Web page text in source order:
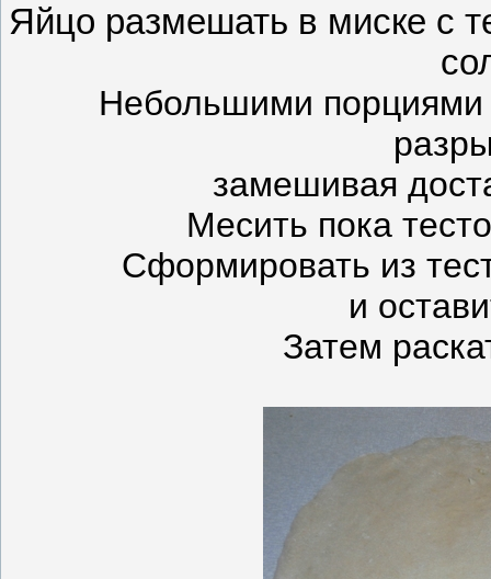
Яйцо размешать в миске с
Небольшими порциями
замешивая
Месить пока
Сформировать из
и
Затем